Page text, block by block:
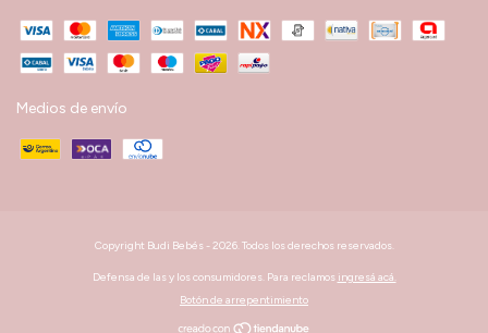
Medios de envío
Copyright Budi Bebés - 2026. Todos los derechos reservados.
Defensa de las y los consumidores. Para reclamos ingresá acá.
Botón de arrepentimiento